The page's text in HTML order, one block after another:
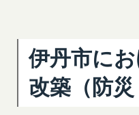
伊丹市に
改築（防災